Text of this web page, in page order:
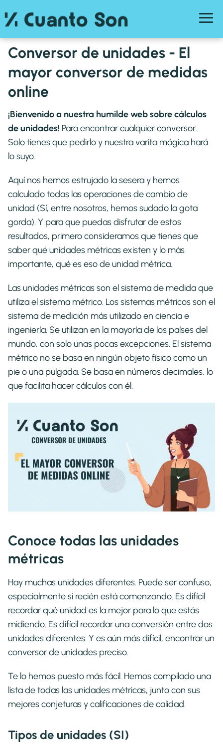
Conversor de unidades - El
mayor conversor de medidas
online
¡Bienvenido a nuestra humilde web sobre cálculos
de unidades! Para encontrar cualquier conversor…
Solo tienes que pedirlo y nuestra varita mágica hará
lo suyo.
Aquí nos hemos estrujado la sesera y hemos
calculado todas las operaciones de cambio de
unidad (Sí, entre nosotros, hemos sudado la gota
gorda). Y para que puedas disfrutar de estos
resultados, primero consideramos que tienes que
saber qué unidades métricas existen y lo más
importante, qué es eso de unidad métrica.
Las unidades métricas son el sistema de medida que
utiliza el sistema métrico. Los sistemas métricos son el
sistema de medición más utilizado en ciencia e
ingeniería. Se utilizan en la mayoría de los países del
mundo, con solo unas pocas excepciones. El sistema
métrico no se basa en ningún objeto físico como un
pie o una pulgada. Se basa en números decimales, lo
que facilita hacer cálculos con él.
Conoce todas las unidades
métricas
Hay muchas unidades diferentes. Puede ser confuso,
especialmente si recién está comenzando. Es difícil
recordar qué unidad es la mejor para lo que estás
midiendo. Es difícil recordar una conversión entre dos
unidades diferentes. Y es aún más difícil, encontrar un
conversor de unidades preciso.
Te lo hemos puesto más fácil. Hemos compilado una
lista de todas las unidades métricas, junto con sus
mejores conjeturas y calificaciones de calidad.
Tipos de unidades (SI)